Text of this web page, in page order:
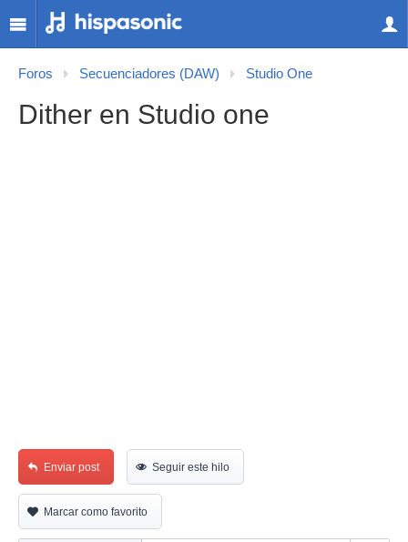
Foros Secuenciadores (DAW) Studio One
Dither en Studio one
Enviar post Seguir este hilo
Marcar como favorito